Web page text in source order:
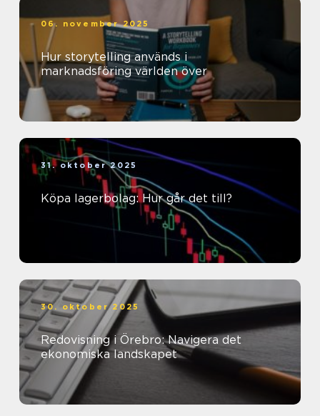
06. november 2025
Hur storytelling används i
marknadsföring världen över
31. oktober 2025
Köpa lagerbolag: Hur går det till?
30. oktober 2025
Redovisning i Örebro: Navigera det
ekonomiska landskapet